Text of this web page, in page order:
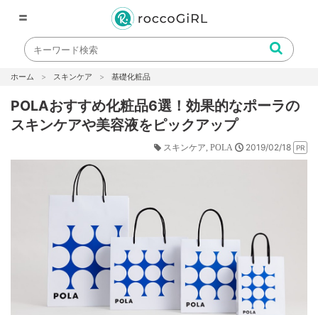
〓
ホーム スキンケア 基礎化粧品
POLAおすすめ化粧品6選！効果的なポーラの
スキンケアや美容液をピックアップ
スキンケア POLA 2019/02/18